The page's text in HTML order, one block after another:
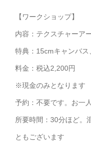
⁡【ワークショップ】
内容：テクスチャーア
特典：15cmキャンバス
料金：税込2,200円
※現金のみとなります
予約：不要です。お一
所要時間：30分ほど。
ともございます